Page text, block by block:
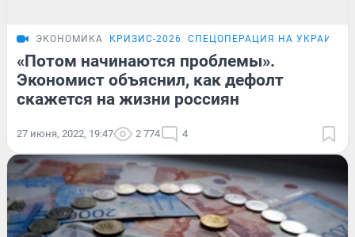
ЭКОНОМИКА КРИЗИС-2026 СПЕЦОПЕРАЦИЯ НА УКРАИНЕ
«Потом начинаются проблемы».
Экономист объяснил, как дефолт
скажется на жизни россиян
27 июня, 2022, 19:47 2 774 4